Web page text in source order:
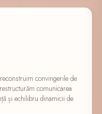
convingerile de
comunicarea
și echilibru dinamicii de